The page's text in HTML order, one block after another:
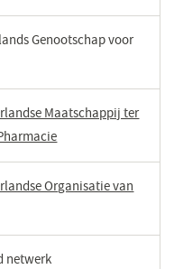
Genootschap voor
Maatschappij ter
in
een
venster)
Organisatie van
netwerk